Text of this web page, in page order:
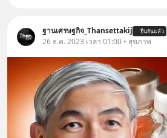
ฐานเศรษฐกิจ_Thansettakij ยืนยันแล้ว
26 ธ.ค. 2023 เวลา 01:00 • สุขภาพ